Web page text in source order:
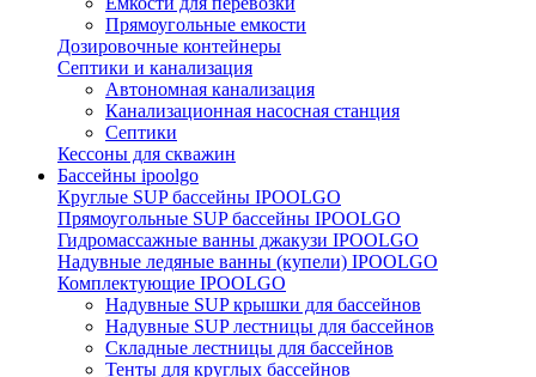
Прямоугольные емкости
Дозировочные контейнеры
Септики и канализация
Автономная канализация
Канализационная насосная станция
Септики
Кессоны для скважин
Бассейны ipoolgo
Круглые SUP бассейны IPOOLGO
Прямоугольные SUP бассейны IPOOLGO
Гидромассажные ванны джакузи IPOOLGO
Надувные ледяные ванны (купели) IPOOLGO
Комплектующие IPOOLGO
Надувные SUP крышки для бассейнов
Надувные SUP лестницы для бассейнов
Складные лестницы для бассейнов
Тенты для круглых бассейнов